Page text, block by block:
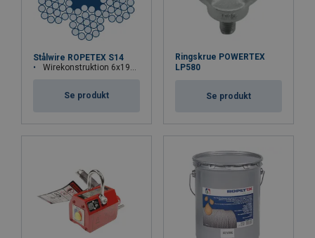
Stålwire ROPETEX S14
Wirekonstruktion 6x19M-FC
Se produkt
Ringskrue POWERTEX
LP580
Se produkt